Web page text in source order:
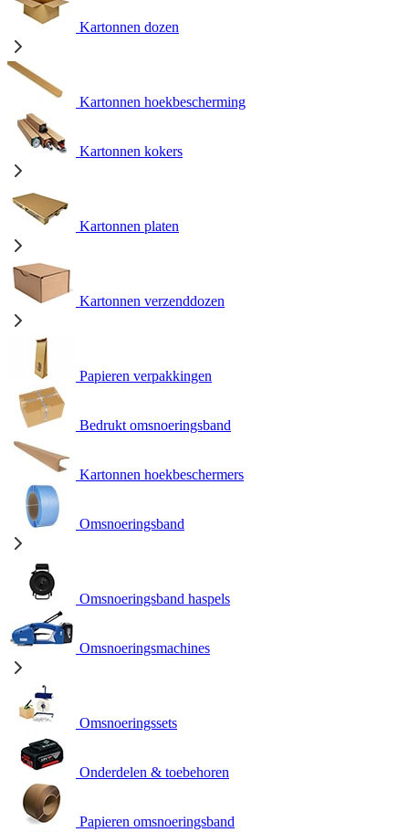
Kartonnen dozen
Kartonnen hoekbescherming
Kartonnen kokers
Kartonnen platen
Kartonnen verzenddozen
Papieren verpakkingen
Bedrukt omsnoeringsband
Kartonnen hoekbeschermers
Omsnoeringsband
Omsnoeringsband haspels
Omsnoeringsmachines
Omsnoeringssets
Onderdelen & toebehoren
Papieren omsnoeringsband